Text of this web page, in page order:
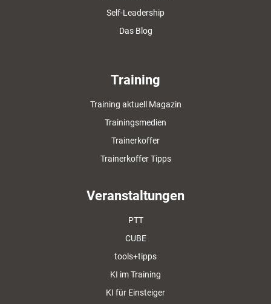
Self-Leadership
Das Blog
Training
Training aktuell Magazin
Trainingsmedien
Trainerkoffer
Trainerkoffer Tipps
Veranstaltungen
PTT
CUBE
tools+tipps
KI im Training
KI für Einsteiger